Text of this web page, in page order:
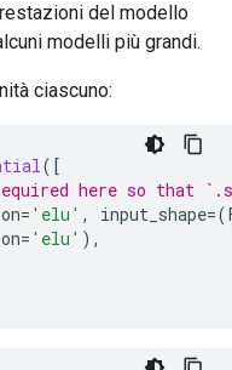
del modello
modelli più grandi.
ciascuno:
([
here so that
= 'elu' , input_shape=(
= 'elu' ),